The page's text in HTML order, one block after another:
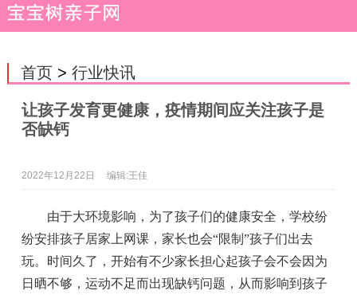
首页> 行业快讯
让孩子发育更健康，疫情期间应关注孩子是
否缺钙
2022年12月22日 编辑:王佳
由于大环境影响，为了孩子们的健康安全，学校纷
纷安排孩子居家上网课，家长也会“限制”孩子们出去
玩。时间久了，开始有不少家长担心起孩子会不会因为
日晒不够，运动不足而出现缺钙问题，从而影响到孩子